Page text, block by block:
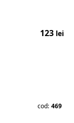
123 lei
cod: 469